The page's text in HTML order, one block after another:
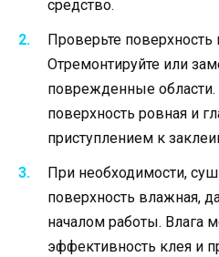
средство.
Проверьте
Отремонтируйте или
поврежденные области.
поверхность ровная и
приступлением к
При необходимости,
поверхность влажная,
началом работы. Влага
эффективность клея и